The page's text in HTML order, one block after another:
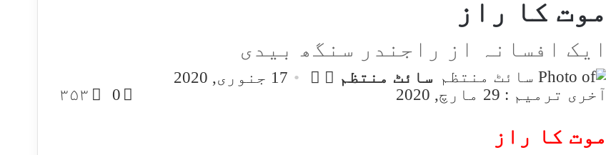
موت کا راز
ایک افسانہ از راجندر سنگھ بیدی
سائٹ منتظم
Follow
Send17 جنوری, 2020
آخری ترمیم : 29 مارچ, 2020
0 ۳۵۳
موت کا راز